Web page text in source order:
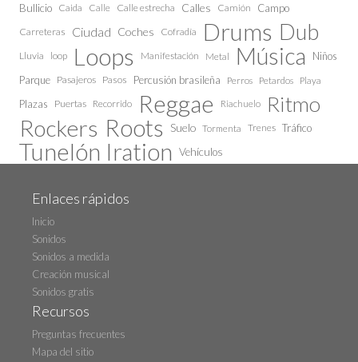
Bullicio Caida Calle Calle estrecha Calles Camión Campo
Carreteras Ciudad Coches Cofradía Drums Dub
Lluvia loop Loops Manifestación Metal Música
Niños
Parque Pasajeros Pasos Percusión brasileña Perros Petardos Playa
Plazas Puertas Recorrido Reggae Riachuelo Ritmo
Rockers Roots Suelo Tormenta Trenes Tráfico
Tunelón Iration Vehículos
Enlaces rápidos
Inicio
Sonidos
Sonidos a medida
Creación musical
Sonidos gratis
Recursos
Preguntas frecuentes
Mapa del sitio